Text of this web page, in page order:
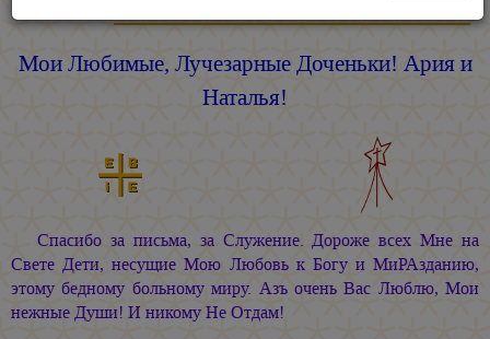
Мария ДЭВИ ХРИСТОС
Мои Любимые, Лучезарные Доченьки! Ария и
Наталья!
Спасибо за письма, за Служение. Дороже всех Мне на
Свете Дети, несущие Мою Любовь к Богу и МиРАзданию,
этому бедному больному миру. Азъ очень Вас Люблю, Мои
нежные Души! И никому Не Отдам!